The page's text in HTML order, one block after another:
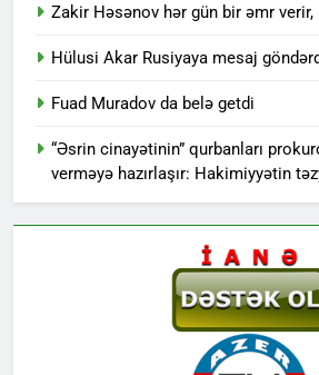
Zakir Həsənov hər gün bir əmr verir,
Hülusi Akar Rusiyaya mesaj
Fuad Muradov da belə getdi
“Əsrin cinayətinin” qurbanları
verməyə hazırlaşır: Hakimiyyətin